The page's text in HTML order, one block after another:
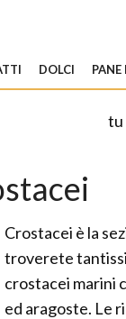
DOLCI PANE
tu
Crostacei è la
troverete
crostacei marini
ed aragoste. Le